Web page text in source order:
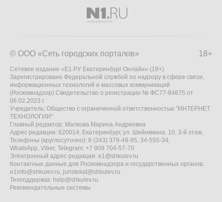
18+
© ООО «Сеть городских порталов»
Сетевое издание «Е1.РУ Екатеринбург Онлайн» (18+)
Зарегистрировано Федеральной службой по надзору в сфере связи,
информационных технологий и массовых коммуникаций
(Роскомнадзор) Свидетельство о регистрации № ФС77-84675 от
06.02.2023 г.
Учредитель: Общество с ограниченной ответственностью "ИНТЕРНЕТ
ТЕХНОЛОГИИ"
Главный редактор: Малкова Марина Андреевна
Адрес редакции: 620014, Екатеринбург, ул. Шейнкмана, 10, 3-й этаж,
Телефоны (круглосуточно): 8 (343) 379-49-95, 34-555-34,
WhatsApp, Viber, Telegram: +7 909 704-57-70
Электронный адрес редакции: e1@shkulev.ru
Контактные данные для Роскомнадзора и государственных органов:
e1info@shkulev.ru, juristekat@shkulev.ru
Техподдержка: help@shkulev.ru
Рекомендательные системы